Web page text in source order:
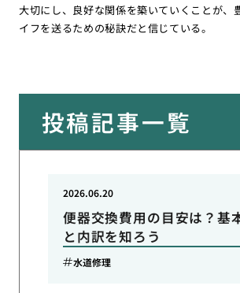
大切にし、良好な関係を築いていくことが、
イフを送るための秘訣だと信じている。
投稿記事一覧
便器交換費用の目安は？基
と内訳を知ろう
2026.06.20
水道修理